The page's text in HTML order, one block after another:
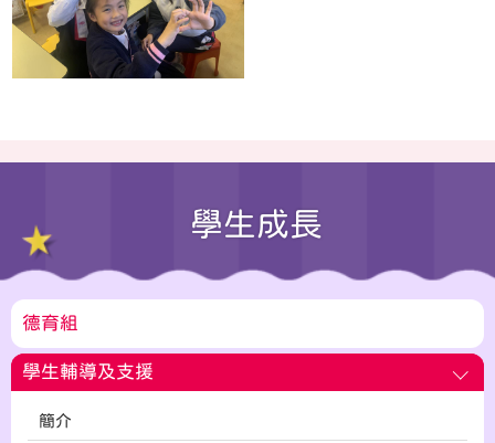
學生成長
德育組
學生輔導及支援
簡介